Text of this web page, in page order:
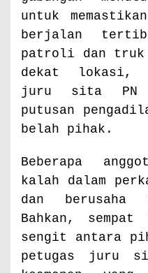
,
e
d
a
i
u
untuk
berjalan
patroli dan truk
dekat lokasi,
juru sita PN
putusan
belah pihak.
Beberapa
kalah dalam
dan berusaha
Bahkan,
sengit antara
petugas juru